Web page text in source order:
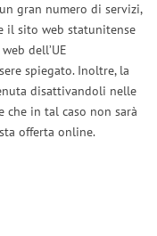
gran numero di servizi,
il sito web statunitense
dell’UE
spiegato. Inoltre, la
disattivandoli nelle
che in tal caso non sarà
offerta online.